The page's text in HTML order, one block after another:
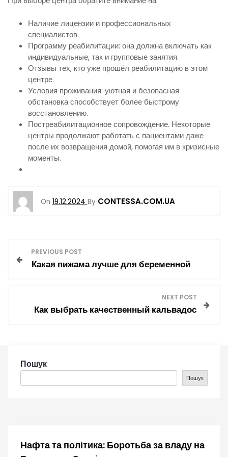
Наличие лицензии и профессиональных
специалистов.
Программу реабилитации: она должна включать как
индивидуальные, так и групповые занятия.
Отзывы тех, кто уже прошёл реабилитацию в этом
центре.
Условия проживания: уютная и безопасная
обстановка способствует более быстрому
восстановлению.
Постреабилитационное сопровождение. Некоторые
центры продолжают работать с пациентами даже
после их возвращения домой, помогая им в кризисные
моменты.
On 19.12.2024 By CONTESSA.COM.UA
PREVIOUS POST
Какая пижама лучше для беременной
NEXT POST
Как выбрать качественный кальвадос
Пошук
Пошук
Нафта та політика: Боротьба за владу на